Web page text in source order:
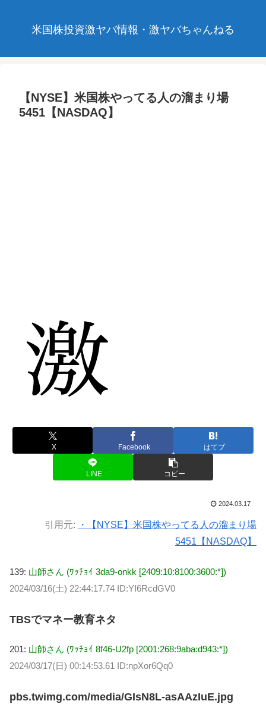
米国株投資激ヤバ情報・激ヤバちゃんねる
【NYSE】米国株やってる人の溜まり場
5451【NASDAQ】
X Facebook はてブ
LINE コピー
2024.03.17
引用元:
・【NYSE】米国株やってる人の溜まり場
5451【NASDAQ】
139: 山師さん (ﾜｯﾁｮｲ 3da9-onkk [2409:10:8100:3600:*])
2024/03/16(土) 22:44:17.74 ID:YI6RcdGV0
TBSでマネー教育ネタ
201: 山師さん (ﾜｯﾁｮｲ 8f46-U2fp [2001:268:9aba:d943:*])
2024/03/17(日) 00:14:53.61 ID:npXor6Qq0
pbs.twimg.com/media/GIsN8L-asAAzIuE.jpg